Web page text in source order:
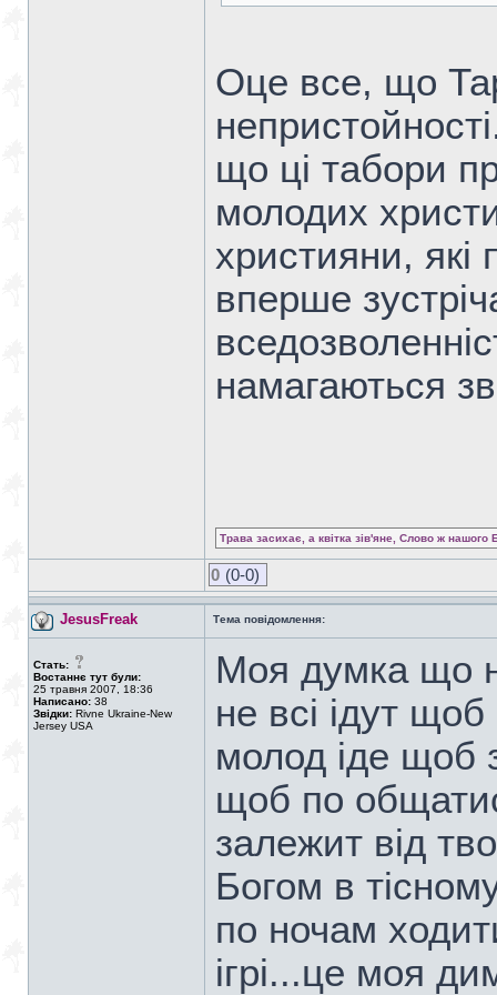
Оце все, що
що ці табори
молодих
християни, які
вперше
намагаються
Трава засихає, а квітка зів'яне, Слово ж нашого
0 (0-0)
JesusFreak Тема повідомлення:
Стать:
Востаннє тут були:
25 травня 2007, 18:36
Написано: 38
Звідки: Rivne Ukraine-New
Jersey USA
Моя думка що
не всі ідут
молод іде щоб
щоб по
залежит від
Богом в
по ночам
ігрі...це моя